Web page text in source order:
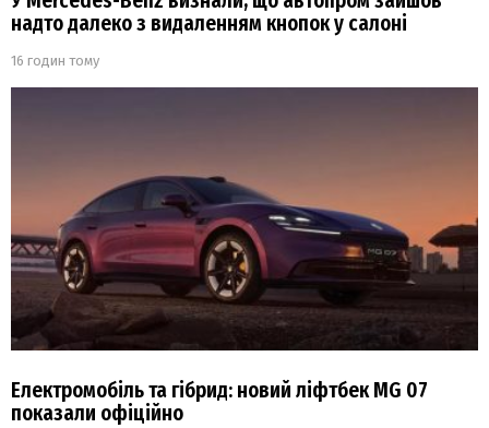
надто далеко з видаленням кнопок у салоні
16 годин тому
Електромобіль та гібрид: новий ліфтбек MG 07
показали офіційно